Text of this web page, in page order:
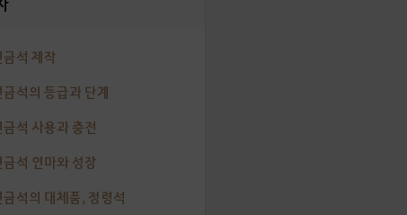
금석 제작
금석의 등급과 단계
석 사용과 충전
금석 연마와 성장
금석의 대체품, 정령석